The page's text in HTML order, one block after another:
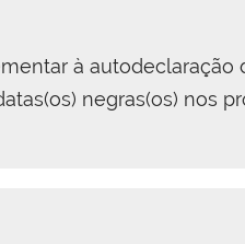
à autodeclaração
negras(os) nos